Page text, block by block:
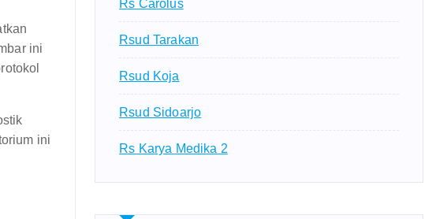
ini
ini
Rs Carolus
Rsud Tarakan
Rsud Koja
Rsud Sidoarjo
Rs Karya Medika 2